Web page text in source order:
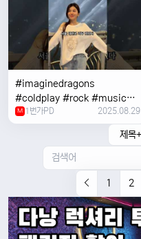
#imaginedragons
#coldplay #rock #music
#concert
M 1번가PD 2025.08.29
1 2